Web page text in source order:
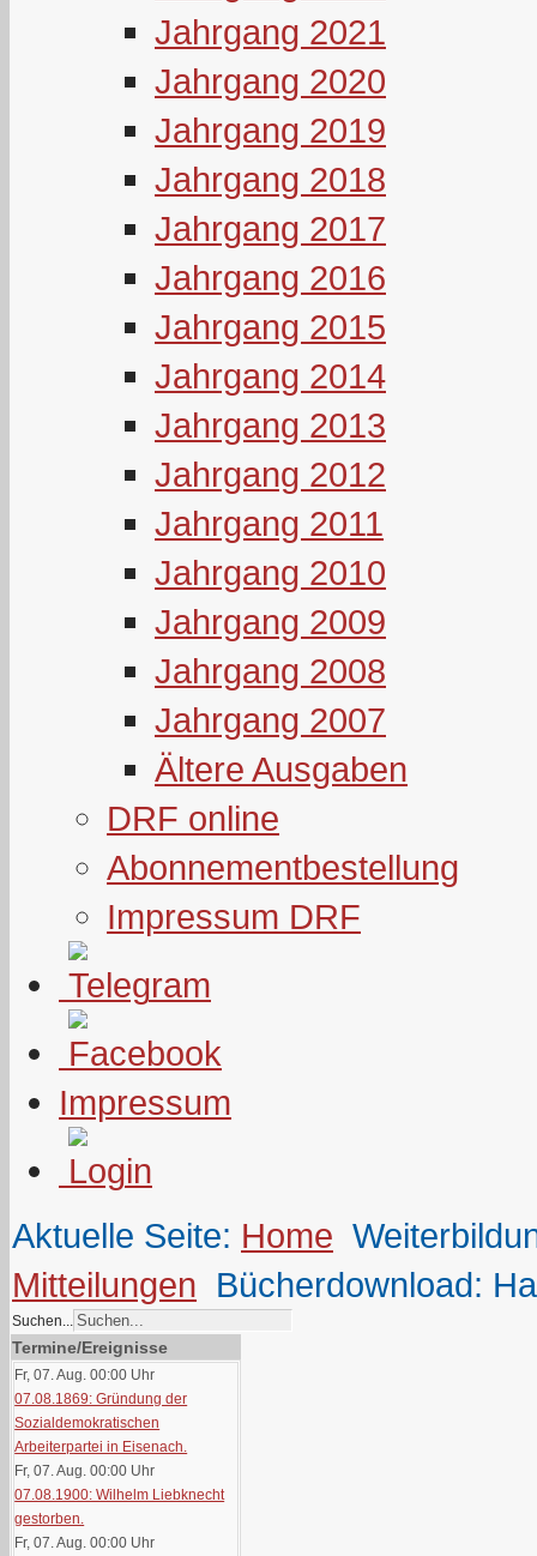
Jahrgang 2021
Jahrgang 2020
Jahrgang 2019
Jahrgang 2018
Jahrgang 2017
Jahrgang 2016
Jahrgang 2015
Jahrgang 2014
Jahrgang 2013
Jahrgang 2012
Jahrgang 2011
Jahrgang 2010
Jahrgang 2009
Jahrgang 2008
Jahrgang 2007
Ältere Ausgaben
DRF online
Abonnementbestellung
Impressum DRF
Impressum
Aktuelle Seite: Home
Mitteilungen Bücherdownload:
Suchen...
Termine/Ereignisse
Fr, 07. Aug. 00:00 Uhr
07.08.1869: Gründung der
Sozialdemokratischen
Arbeiterpartei in Eisenach.
Fr, 07. Aug. 00:00 Uhr
07.08.1900: Wilhelm Liebknecht
gestorben.
Fr, 07. Aug. 00:00 Uhr